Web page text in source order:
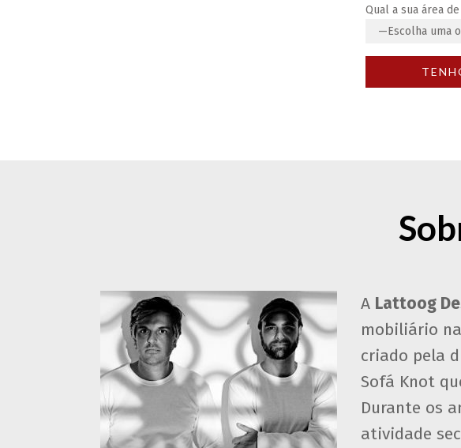
Qual a sua área
A Lattoog
mobiliário
criado pela
Sofá Knot
Durante os
atividade